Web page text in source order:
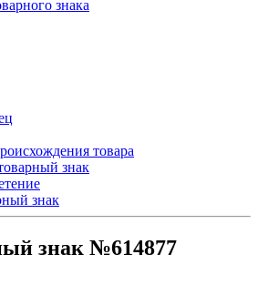
знака
товара
знак
знак
знак №614877